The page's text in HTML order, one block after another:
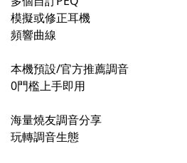
模擬或修正耳機
頻響曲線
本機預設/官方推薦調音
0門檻上手即用
海量燒友調音分享
玩轉調音生態